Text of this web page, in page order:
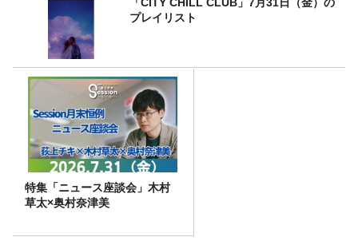
「CITY CHILL CLUB」7月31日（金）の
プレイリスト
特集「ニュース座談会」木村
草太×奥村奈津美